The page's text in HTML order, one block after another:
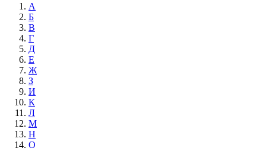
А
Б
В
Г
Д
Е
Ж
З
И
К
Л
М
Н
О